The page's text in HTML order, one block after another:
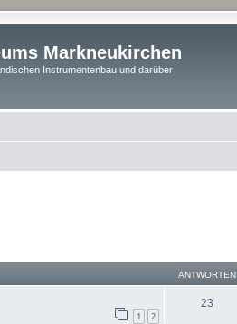
Markneukirchen
Instrumentenbau und darüber
ANTWORTEN
1 2
23